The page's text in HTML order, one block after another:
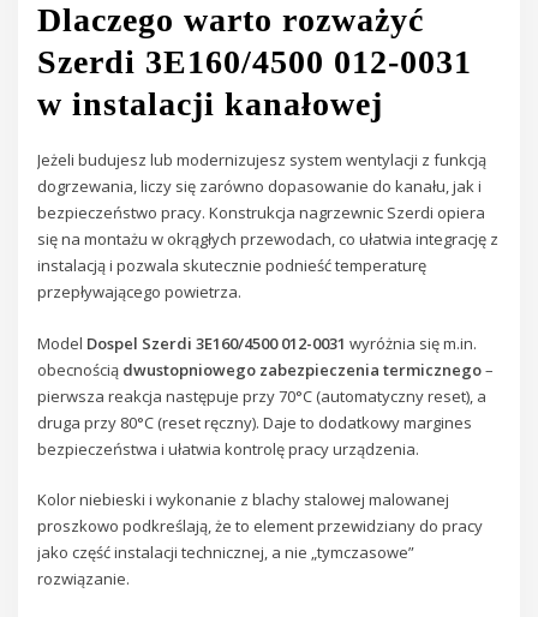
Dlaczego warto rozważyć
Szerdi 3E160/4500 012-0031
w instalacji kanałowej
Jeżeli budujesz lub modernizujesz system wentylacji z funkcją
dogrzewania, liczy się zarówno dopasowanie do kanału, jak i
bezpieczeństwo pracy. Konstrukcja nagrzewnic Szerdi opiera
się na montażu w okrągłych przewodach, co ułatwia integrację z
instalacją i pozwala skutecznie podnieść temperaturę
przepływającego powietrza.
Model Dospel Szerdi 3E160/4500 012-0031 wyróżnia się m.in.
obecnością dwustopniowego zabezpieczenia termicznego–
pierwsza reakcja następuje przy 70°C (automatyczny reset), a
druga przy 80°C (reset ręczny). Daje to dodatkowy margines
bezpieczeństwa i ułatwia kontrolę pracy urządzenia.
Kolor niebieski i wykonanie z blachy stalowej malowanej
proszkowo podkreślają, że to element przewidziany do pracy
jako część instalacji technicznej, a nie „tymczasowe”
rozwiązanie.